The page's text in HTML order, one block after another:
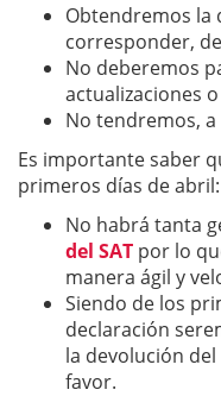
Obtendremos la
corresponder,
No deberemos
actualizaciones
No tendremos,
Es importante saber
primeros días de abril:
No habrá tanta
del SAT por lo
manera ágil y
Siendo de los
declaración
la devolución
favor.